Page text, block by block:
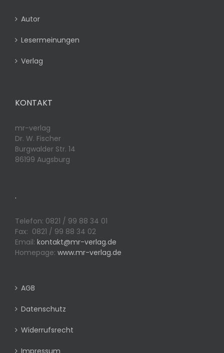
Autor
Lesermeinungen
Verlag
KONTAKT
mr-verlag
Dr. W. Fischer
Burgwalder Str. 14
86199 Augsburg
.
Telefon: 0821 / 99 88 34 01
Fax: 0821 / 99 88 34 02
Email: kontakt@mr-verlag.de
Homepage: www.mr-verlag.de
AGB
Datenschutz
Widerrufsrecht
Impressum